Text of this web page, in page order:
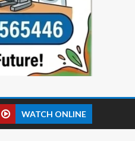
WATCH ONLINE